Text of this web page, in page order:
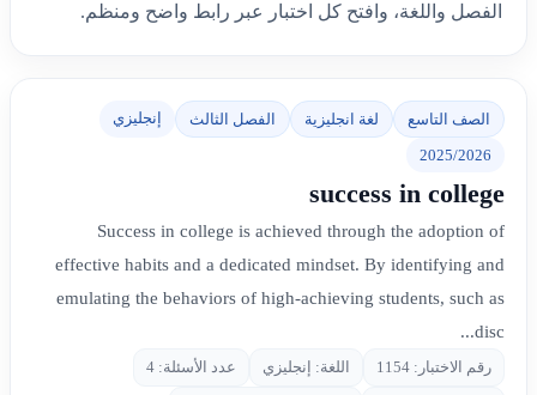
الفصل واللغة، وافتح كل اختبار عبر رابط واضح ومنظم.
الصف التاسع لغة انجليزية الفصل الثالث إنجليزي
2025/2026
success in college
Success in college is achieved through the adoption of
effective habits and a dedicated mindset. By identifying and
emulating the behaviors of high-achieving students, such as
disc...
رقم الاختبار: 1154 اللغة: إنجليزي عدد الأسئلة: 4